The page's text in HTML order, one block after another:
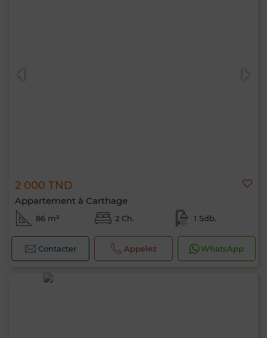
2 000 TND
Appartement à Carthage
86 m² 2 Ch. 1 Sdb.
Contacter Appelez WhatsApp